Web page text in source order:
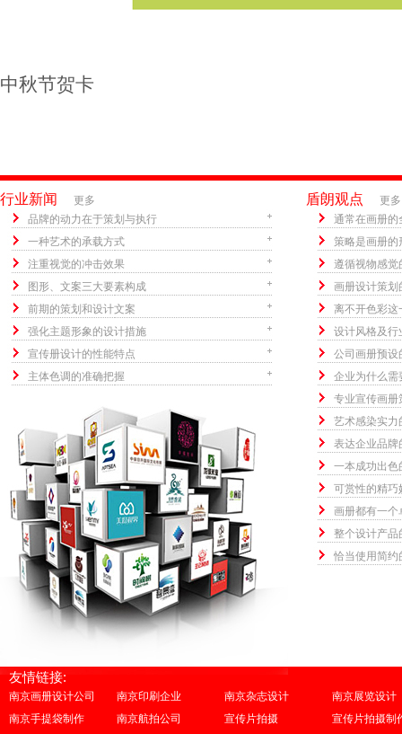
中秋节贺卡
行业新闻
更多
品牌的动力在于策划与执行
一种艺术的承载方式
注重视觉的冲击效果
图形、文案三大要素构成
前期的策划和设计文案
强化主题形象的设计措施
宣传册设计的性能特点
主体色调的准确把握
盾朗观点
更多
通常在画册的
策略是画册的
遵循视物感觉
画册设计策划
离不开色彩这
设计风格及行
公司画册预设
企业为什么需
专业宣传画册
艺术感染实力
表达企业品牌
一本成功出色
可赏性的精巧
画册都有一个
整个设计产品
恰当使用简约
友情链接:
南京画册设计公司 南京印刷企业 南京杂志设计
南京展览设计
南京手提袋制作
南京航拍公司 宣传片拍摄
宣传片拍摄制